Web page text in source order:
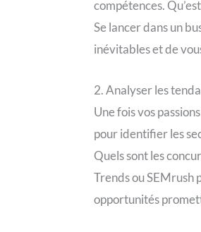
compétences.
Se lancer dans un
inévitables et de
2. Analyser les
Une fois vos
pour identifier les
Quels sont les
Trends ou SEMrush
opportunités